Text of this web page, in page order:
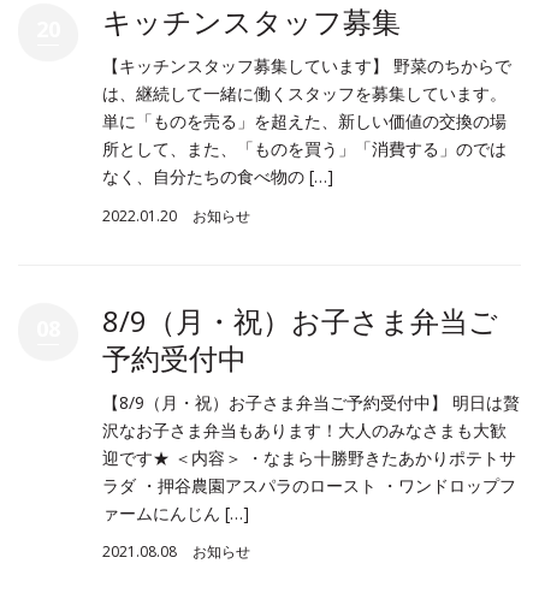
キッチンスタッフ募集
【キッチンスタッフ募集しています】 野菜のちからで
は、継続して一緒に働くスタッフを募集しています。
単に「ものを売る」を超えた、新しい価値の交換の場
所として、また、「ものを買う」「消費する」のでは
なく、自分たちの食べ物の […]
2022.01.20 お知らせ
8/9（月・祝）お子さま弁当ご
予約受付中
【8/9（月・祝）お子さま弁当ご予約受付中】 明日は贅
沢なお子さま弁当もあります！大人のみなさまも大歓
迎です★ ＜内容＞ ・なまら十勝野きたあかりポテトサ
ラダ ・押谷農園アスパラのロースト ・ワンドロップフ
ァームにんじん […]
2021.08.08 お知らせ